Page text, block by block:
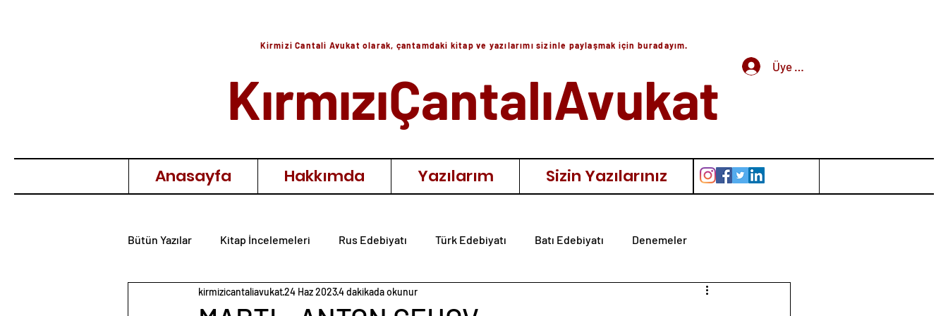
Kirmizi Cantali Avukat olarak, çantamdaki kitap ve yazılarımı sizinle paylaşmak için buradayım.
KırmızıÇantalıAvukat
Üye Girişi
Anasayfa Hakkımda Yazılarım Sizin Yazılarınız
Bütün Yazılar Kitap İncelemeleri Rus Edebiyatı Türk Edebiyatı Batı Edebiyatı Denemeler
Film İncelemeleri Anı & Hatıra Diğer
kirmizicantaliavukat24 Haz 20234 dakikada okunur